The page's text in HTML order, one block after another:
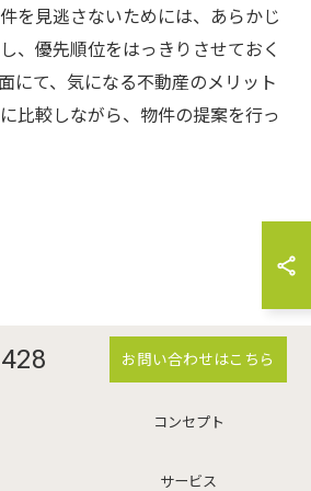
を見逃さないためには、あらかじ
、優先順位をはっきりさせておく
にて、気になる不動産のメリット
比較しながら、物件の提案を行っ
お問い合わせはこちら
コンセプト
サービス